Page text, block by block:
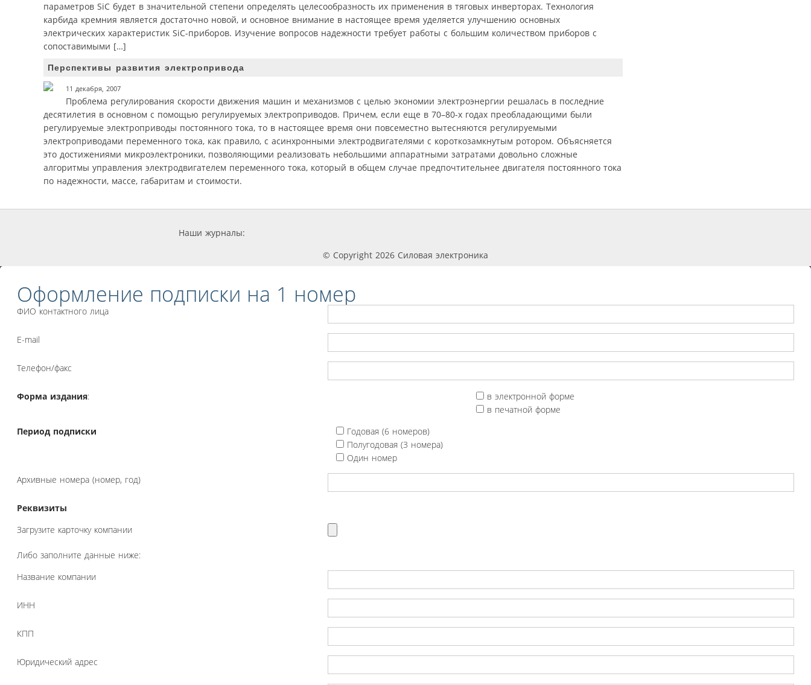
параметров SiC будет в значительной степени определять целесообразность их применения в тяговых инверторах. Технология
карбида кремния является достаточно новой, и основное внимание в настоящее время уделяется улучшению основных
электрических характеристик SiC-приборов. Изучение вопросов надежности требует работы с большим количеством приборов с
сопоставимыми […]
Перспективы развития электропривода
11 декабря, 2007
Проблема регулирования скорости движения машин и механизмов с целью экономии электроэнергии решалась в последние
десятилетия в основном с помощью регулируемых электроприводов. Причем, если еще в 70–80-х годах преобладающими были
регулируемые электроприводы постоянного тока, то в настоящее время они повсеместно вытесняются регулируемыми
электроприводами переменного тока, как правило, с асинхронными электродвигателями с короткозамкнутым ротором. Объясняется
это достижениями микроэлектроники, позволяющими реализовать небольшими аппаратными затратами довольно сложные
алгоритмы управления электродвигателем переменного тока, который в общем случае предпочтительнее двигателя постоянного тока
по надежности, массе, габаритам и стоимости.
Наши журналы:
© Copyright 2026 Силовая электроника
Оформление подписки на 1 номер
ФИО контактного лица
E-mail
Телефон/факс
Форма издания:
в электронной форме
в печатной форме
Период подписки
Годовая (6 номеров)
Полугодовая (3 номера)
Один номер
Архивные номера (номер, год)
Реквизиты
Загрузите карточку компании
Либо заполните данные ниже:
Название компании
ИНН
КПП
Юридический адрес